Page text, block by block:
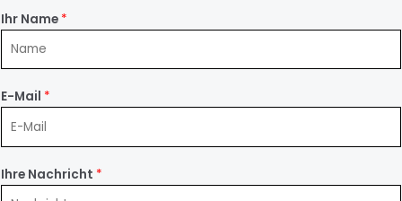
Ihr Name *
E-Mail *
Ihre Nachricht *